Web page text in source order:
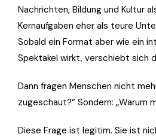
Nachrichten, Bildung und Kultur
Kernaufgaben eher als teure
Sobald ein Format aber wie ein
Spektakel wirkt, verschiebt sich
Dann fragen Menschen nicht
zugeschaut?“ Sondern: „Warum
Diese Frage ist legitim. Sie ist